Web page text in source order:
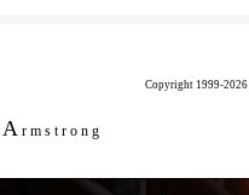
Copyright 1999-2026
A r m s t r o n g